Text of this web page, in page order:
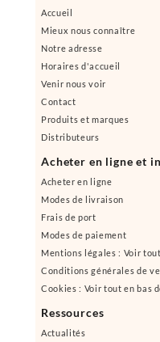
Accueil
Mieux nous connaître
Notre adresse
Horaires d'accueil
Venir nous voir
Contact
Produits et marques
Distributeurs
Acheter en ligne et
Acheter en ligne
Modes de livraison
Frais de port
Modes de paiement
Mentions légales : Voir
Conditions générales de
Cookies : Voir tout en bas
Ressources
Actualités